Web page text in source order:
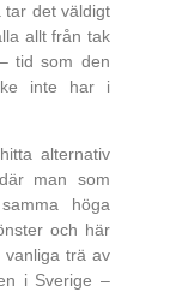
tar det väldigt
allt från tak
tid som den
inte har i
alternativ
man som
höga
och här
trä av
i Sverige –